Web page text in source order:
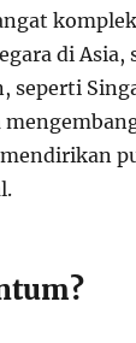
di Asia,
seperti